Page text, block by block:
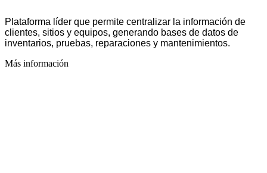
Plataforma líder que permite centralizar la información de
clientes, sitios y equipos, generando bases de datos de
inventarios, pruebas, reparaciones y mantenimientos.
Más información